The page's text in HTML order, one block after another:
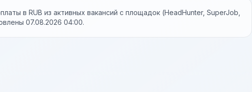
в RUB из активных вакансий с площадок (HeadHunter, SuperJob,
07.08.2026 04:00.